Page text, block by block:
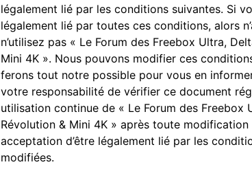
légalement lié par les conditions suivantes. Si
légalement lié par toutes ces conditions, alors
n’utilisez pas « Le Forum des Freebox Ultra,
Mini 4K ». Nous pouvons modifier ces
ferons tout notre possible pour vous en
votre responsabilité de vérifier ce document
utilisation continue de « Le Forum des Freebox
Révolution & Mini 4K » après toute
acceptation d’être légalement lié par les
modifiées.